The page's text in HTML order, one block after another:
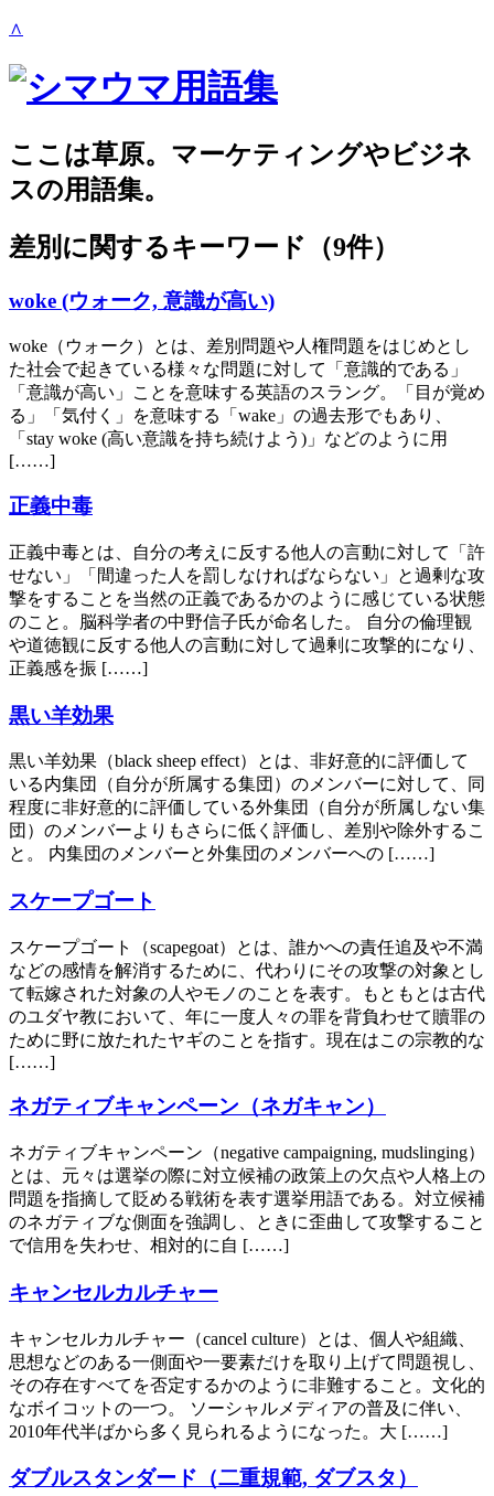
∧
ここは草原。マーケティングやビジネ
スの用語集。
差別 に関するキーワード（9件）
woke (ウォーク, 意識が高い)
woke（ウォーク）とは、差別問題や人権問題をはじめとし
た社会で起きている様々な問題に対して「意識的である」
「意識が高い」ことを意味する英語のスラング。「目が覚め
る」「気付く」を意味する「wake」の過去形でもあり、
「stay woke (高い意識を持ち続けよう)」などのように用
[……]
正義中毒
正義中毒とは、自分の考えに反する他人の言動に対して「許
せない」「間違った人を罰しなければならない」と過剰な攻
撃をすることを当然の正義であるかのように感じている状態
のこと。脳科学者の中野信子氏が命名した。 自分の倫理観
や道徳観に反する他人の言動に対して過剰に攻撃的になり、
正義感を振 [……]
黒い羊効果
黒い羊効果（black sheep effect）とは、非好意的に評価して
いる内集団（自分が所属する集団）のメンバーに対して、同
程度に非好意的に評価している外集団（自分が所属しない集
団）のメンバーよりもさらに低く評価し、差別や除外するこ
と。 内集団のメンバーと外集団のメンバーへの [……]
スケープゴート
スケープゴート（scapegoat）とは、誰かへの責任追及や不満
などの感情を解消するために、代わりにその攻撃の対象とし
て転嫁された対象の人やモノのことを表す。もともとは古代
のユダヤ教において、年に一度人々の罪を背負わせて贖罪の
ために野に放たれたヤギのことを指す。現在はこの宗教的な
[……]
ネガティブキャンペーン（ネガキャン）
ネガティブキャンペーン（negative campaigning, mudslinging）
とは、元々は選挙の際に対立候補の政策上の欠点や人格上の
問題を指摘して貶める戦術を表す選挙用語である。対立候補
のネガティブな側面を強調し、ときに歪曲して攻撃すること
で信用を失わせ、相対的に自 [……]
キャンセルカルチャー
キャンセルカルチャー（cancel culture）とは、個人や組織、
思想などのある一側面や一要素だけを取り上げて問題視し、
その存在すべてを否定するかのように非難すること。文化的
なボイコットの一つ。 ソーシャルメディアの普及に伴い、
2010年代半ばから多く見られるようになった。大 [……]
ダブルスタンダード（二重規範, ダブスタ）